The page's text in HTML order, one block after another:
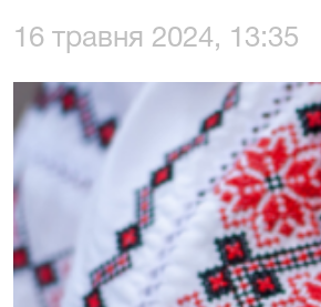
16 травня 2024, 13:35